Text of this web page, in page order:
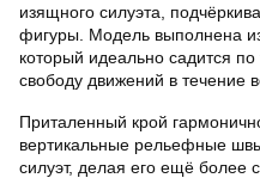
изящного силуэта,
фигуры. Модель выполнена из
который идеально садится
свободу движений в течение
Приталенный крой
вертикальные рельефные
силуэт, делая его ещё более